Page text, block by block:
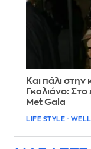
Και πάλι
Γκαλιάνο:
Met Gala
LIFE STYLE -